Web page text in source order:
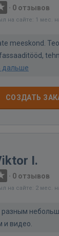
· 0 отзывов
на сайте: 1 мес.
meeskond.
дальше
СОЗДАТЬ
I.
· 0 отзывов
на сайте: 2 мес.
разным
и видео.